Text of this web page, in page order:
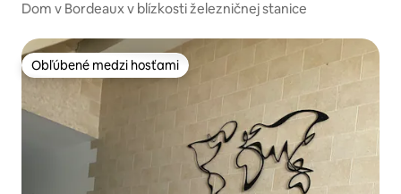
Dom v Bordeaux v blízkosti železničnej stanice
Obľúbené medzi hosťami
Obľúbené medzi hosťami